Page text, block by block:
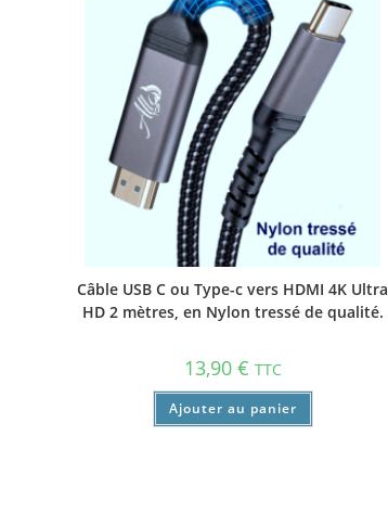
Câble USB C ou Type-c vers HDMI 4K Ultra
HD 2 mètres, en Nylon tressé de qualité.
13,90 € TTC
Ajouter au panier